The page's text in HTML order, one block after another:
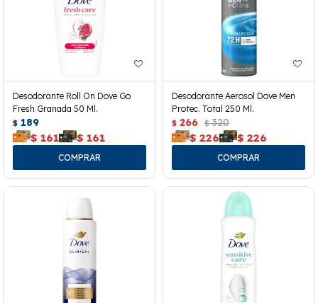
Desodorante Roll On Dove Go
Fresh Granada 50 Ml.
$ 189
$ 161 $ 161
Desodorante Aerosol Dove Men
Protec. Total 250 Ml.
$ 266 $ 320
$ 226 $ 226